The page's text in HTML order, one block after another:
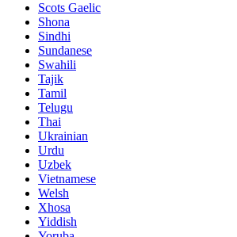
Scots Gaelic
Shona
Sindhi
Sundanese
Swahili
Tajik
Tamil
Telugu
Thai
Ukrainian
Urdu
Uzbek
Vietnamese
Welsh
Xhosa
Yiddish